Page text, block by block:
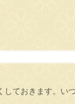
ておきます。い